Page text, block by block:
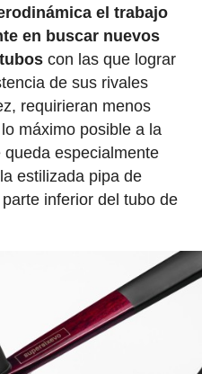
el trabajo
en buscar nuevos
con las que lograr
de sus rivales
requirieran menos
máximo posible a la
especialmente
estilizada pipa de
inferior del tubo de